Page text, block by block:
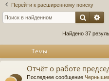
ел
Перейти к расширенному поиску
Поиск
Найдено 37
Темы
Отчёт о работе
Последнее сообщение